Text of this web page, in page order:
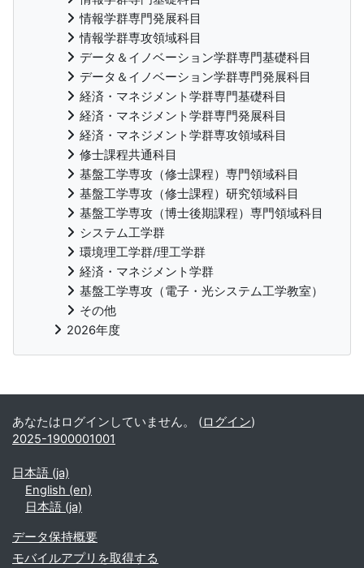
情報学群専門発展科目
情報学群専攻領域科目
データ＆イノベーション学群専門基礎科目
データ＆イノベーション学群専門発展科目
経済・マネジメント学群専門基礎科目
経済・マネジメント学群専門発展科目
経済・マネジメント学群専攻領域科目
修士課程共通科目
基盤工学専攻（修士課程）専門領域科目
基盤工学専攻（修士課程）研究領域科目
基盤工学専攻（博士後期課程）専門領域科目
システム工学群
環境理工学群/理工学群
経済・マネジメント学群
基盤工学専攻（電子・光システム工学教室）
その他
2026年度
補助ブロック
あなたはログインしていません。 (ログイン)
2025-1900001001
日本語 ‎(ja)‎
English ‎(en)‎
日本語 ‎(ja)‎
データ保持概要
モバイルアプリを取得する